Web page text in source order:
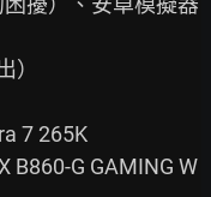
7 265K
B860-G GAMING W